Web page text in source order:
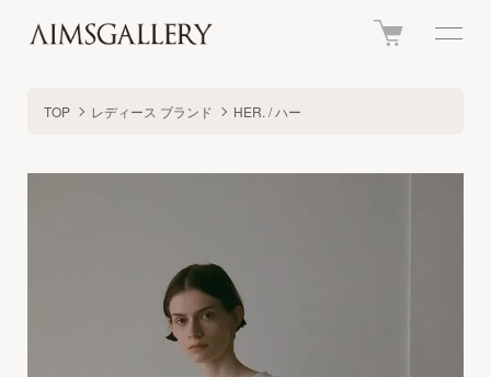
TOP レディース ブランド HER. / ハー